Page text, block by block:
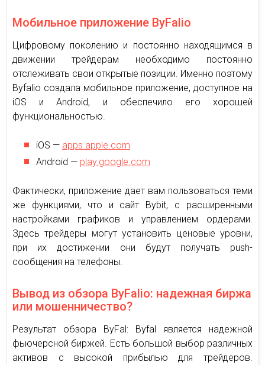
Мобильное приложение ByFalio
Цифровому поколению и постоянно находящимся в
движении трейдерам необходимо постоянно
отслеживать свои открытые позиции. Именно поэтому
Byfalio создала мобильное приложение, доступное на
iOS и Android, и обеспечило его хорошей
функциональностью.
iOS — apps.apple.com
Android — play.google.com
Фактически, приложение дает вам пользоваться теми
же функциями, что и сайт Bybit, с расширенными
настройками графиков и управлением ордерами.
Здесь трейдеры могут установить ценовые уровни,
при их достижении они будут получать push-
сообщения на телефоны.
Вывод из обзора ByFalio: надежная биржа
или мошенничество?
Результат обзора ByFal: Byfal является надежной
фьючерсной биржей. Есть большой выбор различных
активов с высокой прибылью для трейдеров.